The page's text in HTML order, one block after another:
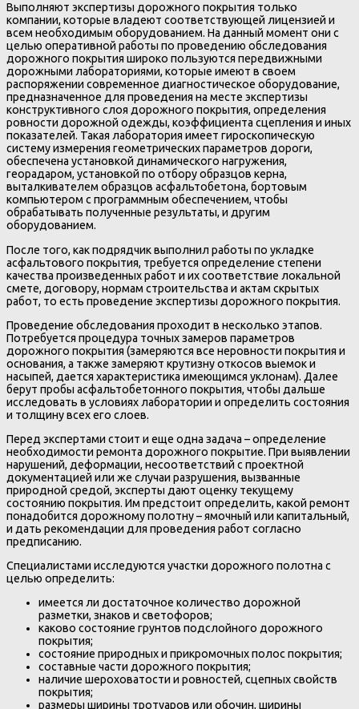
Выполняют экспертизы дорожного покрытия только
компании, которые владеют соответствующей лицензией и
всем необходимым оборудованием. На данный момент они с
целью оперативной работы по проведению обследования
дорожного покрытия широко пользуются передвижными
дорожными лабораториями, которые имеют в своем
распоряжении современное диагностическое оборудование,
предназначенное для проведения на месте экспертизы
конструктивного слоя дорожного покрытия, определения
ровности дорожной одежды, коэффициента сцепления и иных
показателей. Такая лаборатория имеет гироскопическую
систему измерения геометрических параметров дороги,
обеспечена установкой динамического нагружения,
георадаром, установкой по отбору образцов керна,
выталкивателем образцов асфальтобетона, бортовым
компьютером с программным обеспечением, чтобы
обрабатывать полученные результаты, и другим
оборудованием.
После того, как подрядчик выполнил работы по укладке
асфальтового покрытия, требуется определение степени
качества произведенных работ и их соответствие локальной
смете, договору, нормам строительства и актам скрытых
работ, то есть проведение экспертизы дорожного покрытия.
Проведение обследования проходит в несколько этапов.
Потребуется процедура точных замеров параметров
дорожного покрытия (замеряются все неровности покрытия и
основания, а также замеряют крутизну откосов выемок и
насыпей, дается характеристика имеющимся уклонам). Далее
берут пробы асфальтобетонного покрытия, чтобы дальше
исследовать в условиях лаборатории и определить состояния
и толщину всех его слоев.
Перед экспертами стоит и еще одна задача – определение
необходимости ремонта дорожного покрытие. При выявлении
нарушений, деформации, несоответствий с проектной
документацией или же случаи разрушения, вызванные
природной средой, эксперты дают оценку текущему
состоянию покрытия. Им предстоит определить, какой ремонт
понадобится дорожному полотну – ямочный или капитальный,
и дать рекомендации для проведения работ согласно
предписанию.
Специалистами исследуются участки дорожного полотна с
целью определить:
имеется ли достаточное количество дорожной
разметки, знаков и светофоров;
каково состояние грунтов подслойного дорожного
покрытия;
состояние природных и прикромочных полос покрытия;
составные части дорожного покрытия;
наличие шероховатости и ровностей, сцепных свойств
покрытия;
размеры ширины тротуаров или обочин, ширины